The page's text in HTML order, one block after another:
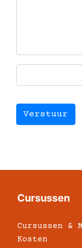
Verstuur
Cursussen
Cursussen &
Kosten